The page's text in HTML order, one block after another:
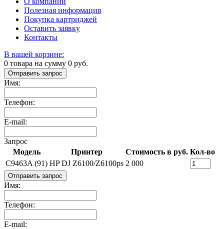
Полезная информация
Покупка картриджей
Оставить заявку
Контакты
В вашей корзине:
0 товара на сумму 0 руб.
Отправить запрос
Имя:
Телефон:
E-mail:
Запрос
Модель
Принтер Стоимость в руб. Кол-во
C9463A (91) HP DJ Z6100/Z6100ps 2 000
Отправить запрос
Имя:
Телефон:
E-mail: